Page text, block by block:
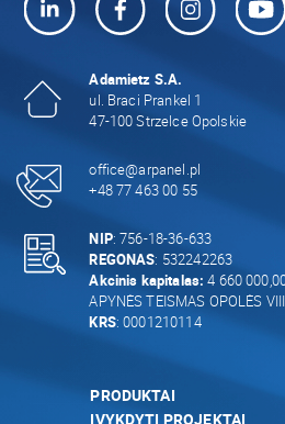
Adamietz S.A.
ul. Braci Prankel 1
47-100 Strzelce Opolskie
office@arpanel.pl
+48 77 463 00 55
NIP: 756-18-36-633
REGONAS: 532242263
Akcinis kapitalas: 4 660
APYNĖS TEISMAS OPOLĖS
KRS: 0001210114
PRODUKTAI
ĮVYKDYTI PROJEKTAI